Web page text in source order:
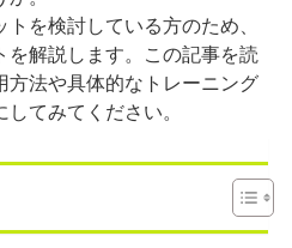
を検討している方のため、
を解説します。この記事を読
方法や具体的なトレーニング
てみてください。